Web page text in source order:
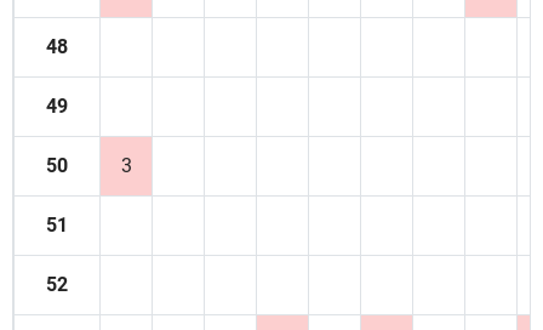
48
49
50 3
51
52